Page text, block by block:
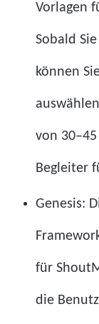
Vorlagen
Sobald
können
von
Begleiter
Genesis:
für
die